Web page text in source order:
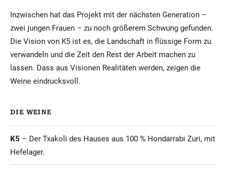
Inzwischen hat das Projekt mit der nächsten Generation –
zwei jungen Frauen – zu noch größerem Schwung gefunden.
Die Vision von K5 ist es, die Landschaft in flüssige Form zu
verwandeln und die Zeit den Rest der Arbeit machen zu
lassen. Dass aus Visionen Realitäten werden, zeigen die
Weine eindrucksvoll.
DIE WEINE
K5 – Der Txakoli des Hauses aus 100 % Hondarrabi Zuri, mit
Hefelager.